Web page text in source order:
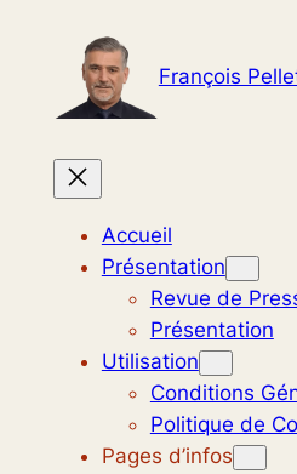
contenu
François
Accueil
Présentation
Revue de
Présentation
Utilisation
Conditions
Politique de
Pages d’infos